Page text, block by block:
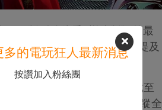
PC版《給他愛5增強版》的最
穩定性與安全修複，並未提及
他愛5增強版》提供支持。截至
垂直同步兼容)、高級光線追蹤全
多的電玩狂人最新消息
按讚加入粉絲團